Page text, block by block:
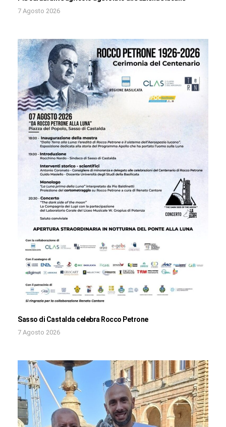
7 Agosto 2026
Sasso di Castalda celebra Rocco Petrone
7 Agosto 2026